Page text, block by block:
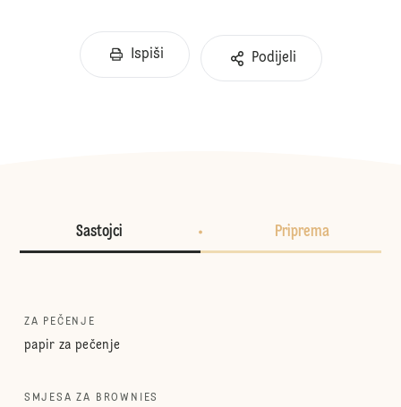
Ispiši Podijeli
Sastojci Priprema
ZA PEČENJE
papir za pečenje
SMJESA ZA BROWNIES